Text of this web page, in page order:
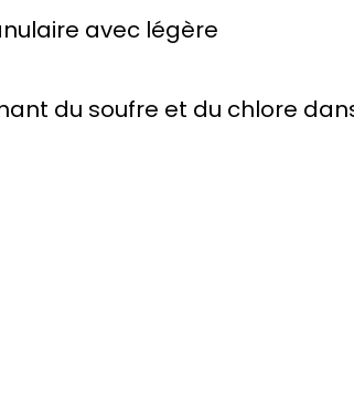
avec légère
du soufre et du chlore